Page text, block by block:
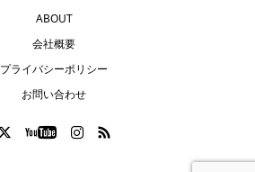
ABOUT
会社概要
プライバシーポリシー
お問い合わせ